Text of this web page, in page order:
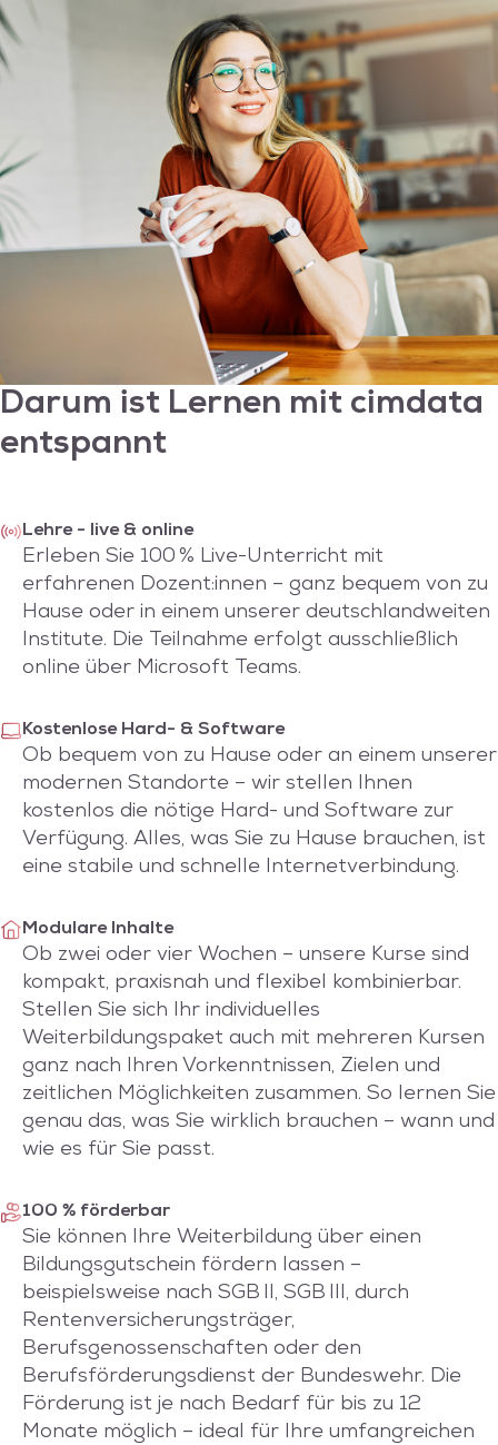
Grafikdesigner:innen sollten fundierte
Kenntnisse der Adobe Creative Suite
mitbringen. Photoshop, Illustrator und
InDesign sowie andere Tools sind
branchenübliche Designsoftware um
hochwertige Grafiken, Illustrationen und
Layouts zu erstellen.
Darum ist Lernen mit cimdata
entspannt
Lehre - live & online
Erleben Sie 100 % Live-Unterricht mit
erfahrenen Dozent:innen – ganz bequem von zu
Hause oder in einem unserer deutschlandweiten
Institute. Die Teilnahme erfolgt ausschließlich
online über Microsoft Teams.
Kostenlose Hard- & Software
Ob bequem von zu Hause oder an einem unserer
modernen Standorte – wir stellen Ihnen
kostenlos die nötige Hard- und Software zur
Verfügung. Alles, was Sie zu Hause brauchen, ist
eine stabile und schnelle Internetverbindung.
Modulare Inhalte
Ob zwei oder vier Wochen – unsere Kurse sind
kompakt, praxisnah und flexibel kombinierbar.
Stellen Sie sich Ihr individuelles
Weiterbildungspaket auch mit mehreren Kursen
ganz nach Ihren Vorkenntnissen, Zielen und
zeitlichen Möglichkeiten zusammen. So lernen Sie
genau das, was Sie wirklich brauchen – wann und
wie es für Sie passt.
100 % förderbar
Sie können Ihre Weiterbildung über einen
Bildungsgutschein fördern lassen –
beispielsweise nach SGB II, SGB III, durch
Rentenversicherungsträger,
Berufsgenossenschaften oder den
Berufsförderungsdienst der Bundeswehr. Die
Förderung ist je nach Bedarf für bis zu 12
Monate möglich – ideal für Ihre umfangreichen